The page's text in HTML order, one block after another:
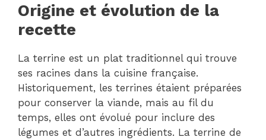
Origine et évolution de la
recette
La terrine est un plat traditionnel qui trouve
ses racines dans la cuisine française.
Historiquement, les terrines étaient préparées
pour conserver la viande, mais au fil du
temps, elles ont évolué pour inclure des
légumes et d’autres ingrédients. La terrine de